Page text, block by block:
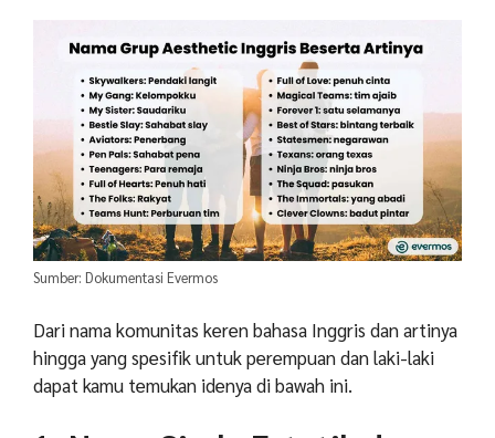
Sumber: Dokumentasi Evermos
Dari nama komunitas keren bahasa Inggris dan artinya
hingga yang spesifik untuk perempuan dan laki-laki
dapat kamu temukan idenya di bawah ini.